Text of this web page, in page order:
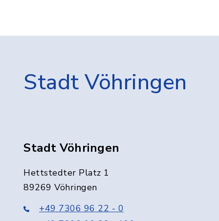
Stadt Vöhringen
Stadt Vöhringen
Hettstedter Platz 1
89269 Vöhringen
+49 7306 96 22 - 0